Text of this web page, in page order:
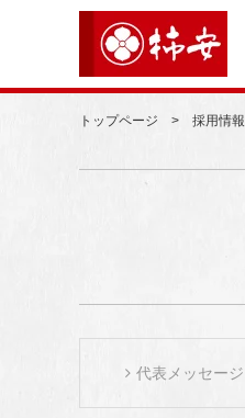
トップページ 採用情報
代表メッセージ